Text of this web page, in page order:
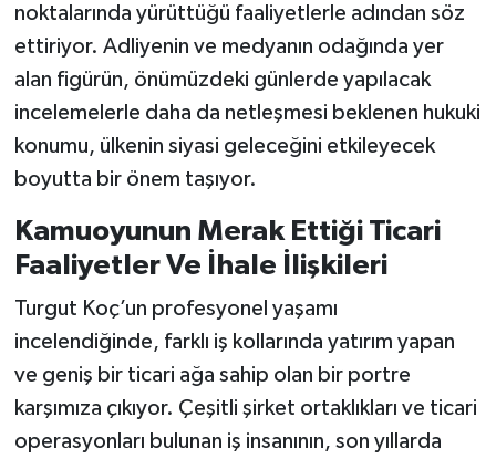
noktalarında yürüttüğü faaliyetlerle adından söz
ettiriyor. Adliyenin ve medyanın odağında yer
alan figürün, önümüzdeki günlerde yapılacak
incelemelerle daha da netleşmesi beklenen hukuki
konumu, ülkenin siyasi geleceğini etkileyecek
boyutta bir önem taşıyor.
Kamuoyunun Merak Ettiği Ticari
Faaliyetler Ve İhale İlişkileri
Turgut Koç’un profesyonel yaşamı
incelendiğinde, farklı iş kollarında yatırım yapan
ve geniş bir ticari ağa sahip olan bir portre
karşımıza çıkıyor. Çeşitli şirket ortaklıkları ve ticari
operasyonları bulunan iş insanının, son yıllarda